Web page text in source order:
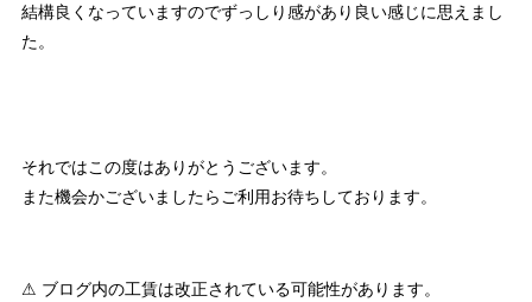
結構良くなっていますのでずっしり感があり良い感じに思えまし
た。
それではこの度はありがとうございます。
また機会かございましたらご利用お待ちしております。
⚠ ブログ内の工賃は改正されている可能性があります。